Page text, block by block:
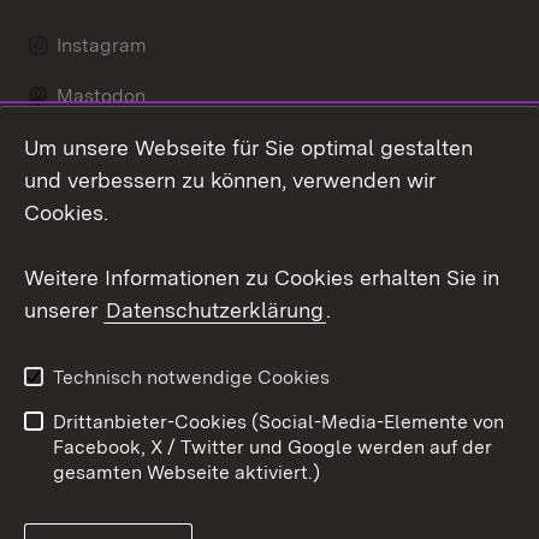
Instagram
Mastodon
Messenger
Kontakt
Impressum
Cookies
Um unsere Webseite für Sie optimal gestalten
und verbessern zu können, verwenden wir
Cookies.
Weitere Informationen zu Cookies erhalten Sie in
unserer Datenschutzerklärung.
Technisch notwendige Cookies
Drittanbieter-Cookies (Social-Media-Elemente von
Facebook, X / Twitter und Google werden auf der
gesamten Webseite aktiviert.)